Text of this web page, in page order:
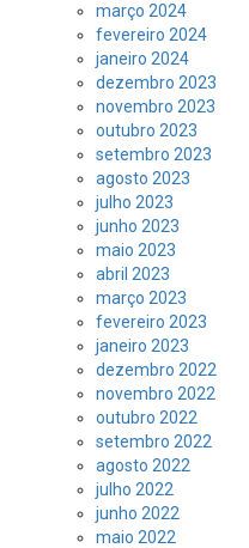
março 2024
fevereiro 2024
janeiro 2024
dezembro 2023
novembro 2023
outubro 2023
setembro 2023
agosto 2023
julho 2023
junho 2023
maio 2023
abril 2023
março 2023
fevereiro 2023
janeiro 2023
dezembro 2022
novembro 2022
outubro 2022
setembro 2022
agosto 2022
julho 2022
junho 2022
maio 2022